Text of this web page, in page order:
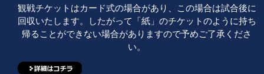
観戦チケットはカード式の場合があり、この場合は試合後に
回収いたします。したがって「紙」のチケットのように持ち
帰ることができない場合がありますので予めご了承くださ
い。